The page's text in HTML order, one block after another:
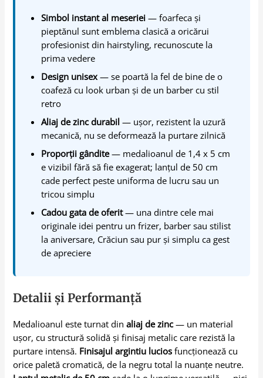
Simbol instant al meseriei — foarfeca și
pieptănul sunt emblema clasică a oricărui
profesionist din hairstyling, recunoscute la
prima vedere
Design unisex— se poartă la fel de bine de o
coafeză cu look urban și de un barber cu stil
retro
Aliaj de zinc durabil — ușor, rezistent la uzură
mecanică, nu se deformează la purtare zilnică
Proporții gândite— medalioanul de 1,4 x 5 cm
e vizibil fără să fie exagerat; lanțul de 50 cm
cade perfect peste uniforma de lucru sau un
tricou simplu
Cadou gata de oferit— una dintre cele mai
originale idei pentru un frizer, barber sau stilist
la aniversare, Crăciun sau pur și simplu ca gest
de apreciere
Detalii și Performanță
Medalioanul este turnat dinaliaj de zinc— un material
ușor, cu structură solidă și finisaj metalic care rezistă la
purtare intensă. Finisajul argintiu lucios funcționează cu
orice paletă cromatică, de la negru total la nuanțe neutre.